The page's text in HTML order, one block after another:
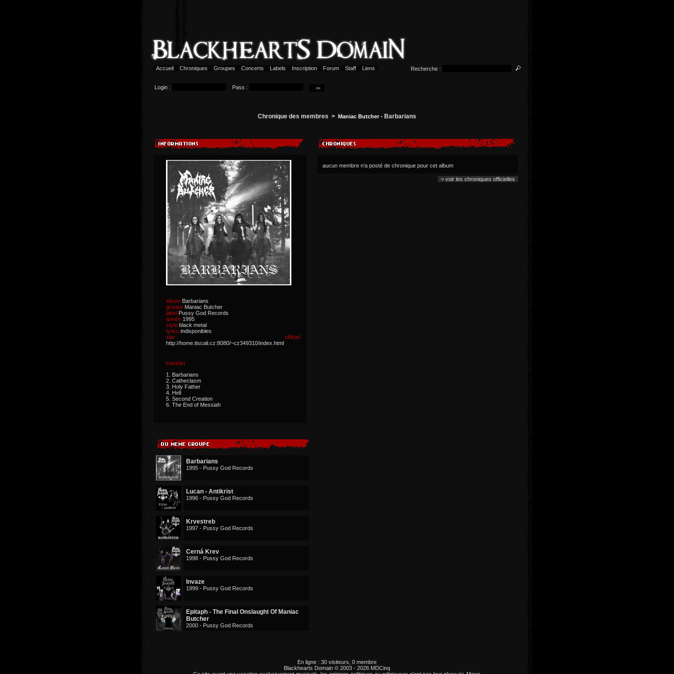
Accueil Chroniques Groupes Concerts Labels Inscription Forum Staff Liens Recherche :
Login : Pass :
Chronique des membres > Maniac Butcher- Barbarians
album Barbarians
groupe Maniac Butcher
label Pussy God Records
année 1995
style black metal
lyrics indisponibles
site officiel
http://home.tiscali.cz:8080/~cz349310/index.html
tracklist
1. Barbarians
2. Catheclasm
3. Holy Father
4. Hell
5. Second Creation
6. The End of Messiah
Barbarians
1995 - Pussy God Records
Lucan - Antikrist
1996 - Pussy God Records
Krvestreb
1997 - Pussy God Records
Cerná Krev
1998 - Pussy God Records
Invaze
1999 - Pussy God Records
Epitaph - The Final Onslaught Of Maniac
Butcher
2000 - Pussy God Records
aucun membre n'a posté de chronique pour cet album
> voir les chroniques officielles
En ligne : 30 visiteurs, 0 membre
Blackhearts Domain © 2003 - 2026 MDCinq